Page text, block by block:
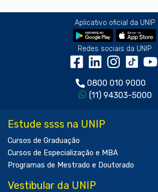
Aplicativo oficial da UNIP
Redes sociais da UNIP
0800 010 9000
(11) 94303-5000
Estude ssss na UNIP
Cursos de Graduação
Cursos de Especialização e MBA
Programas de Mestrado e Doutorado
Vestibular da UNIP